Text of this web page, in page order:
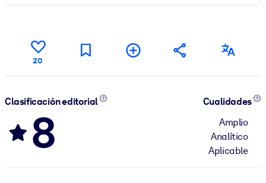
20
Clasificación editorial
8
Cualidades
Amplio
Analítico
Aplicable